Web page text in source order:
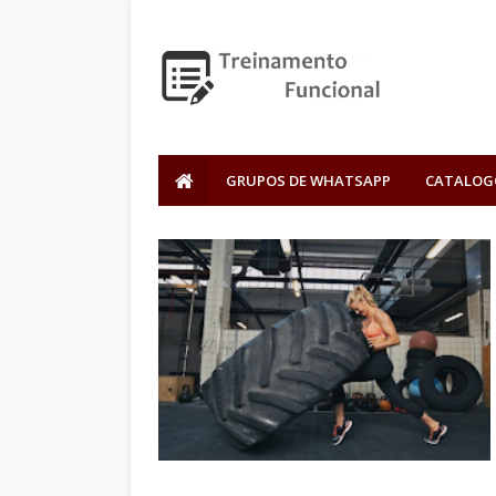
GRUPOS DE WHATSAPP